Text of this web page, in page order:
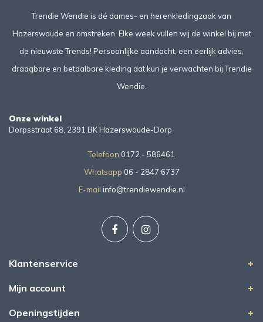
Trendie Wendie is dé dames- en herenkledingzaak van
Hazerswoude en omstreken. Elke week vullen wij de winkel bij met
de nieuwste Trends! Persoonlijke aandacht, een eerlijk advies,
draagbare en betaalbare kleding dat kun je verwachten bij Trendie
Wendie.
Onze winkel
Dorpsstraat 68, 2391 BK Hazerswoude-Dorp
Telefoon 0172 - 586461
Whatsapp 06 - 2847 6737
E-mail info@trendiewendie.nl
Klantenservice
Mijn account
Openingstijden